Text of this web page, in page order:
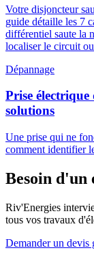
Votre disjoncteur
guide détaille les 7
différentiel saute la
localiser le circuit
Dépannage
Prise
solutions
Une prise qui ne
comment identifier
Besoin d'un
Riv'Energies
tous vos travaux
Demander un devis